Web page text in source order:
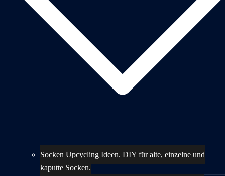
Socken Upcycling Ideen. DIY für alte, einzelne und
kaputte Socken.